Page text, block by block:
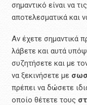
σημαντικό είναι να
αποτελεσματικά και
Αν έχετε σημαντικά
λάβετε και αυτά
συζητήσετε και με
να ξεκινήσετε με
πρέπει να δώσετε
οποίο θέτετε τους